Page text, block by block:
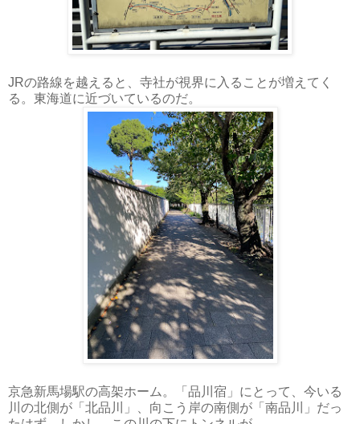
JRの路線を越えると、寺社が視界に入ることが増えてく
る。東海道に近づいているのだ。
京急新馬場駅の高架ホーム。「品川宿」にとって、今いる
川の北側が「北品川」、向こう岸の南側が「南品川」だっ